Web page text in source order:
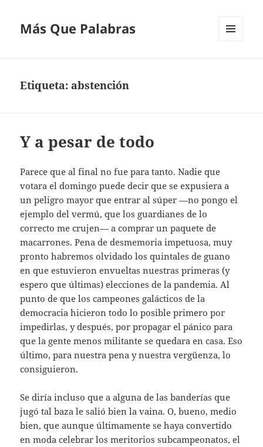
Más Que Palabras
Etiqueta: abstención
Y a pesar de todo
Parece que al final no fue para tanto. Nadie que
votara el domingo puede decir que se expusiera a
un peligro mayor que entrar al súper —no pongo el
ejemplo del vermú, que los guardianes de lo
correcto me crujen— a comprar un paquete de
macarrones. Pena de desmemoria impetuosa, muy
pronto habremos olvidado los quintales de guano
en que estuvieron envueltas nuestras primeras (y
espero que últimas) elecciones de la pandemia. Al
punto de que los campeones galácticos de la
democracia hicieron todo lo posible primero por
impedirlas, y después, por propagar el pánico para
que la gente menos militante se quedara en casa. Eso
último, para nuestra pena y nuestra vergüenza, lo
consiguieron.
Se diría incluso que a alguna de las banderías que
jugó tal baza le salió bien la vaina. O, bueno, medio
bien, que aunque últimamente se haya convertido
en moda celebrar los meritorios subcampeonatos, el